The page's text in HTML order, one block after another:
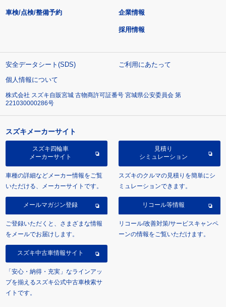
車検/点検/整備予約 企業情報
採用情報
安全データシート(SDS)
ご利用にあたって
個人情報について
株式会社 スズキ自販宮城 古物商許可証番号 宮城県公安委員会 第
221030000286号
スズキメーカーサイト
スズキ四輪車
メーカーサイト
車種の詳細などメーカー情報をご覧
いただける、メーカーサイトです。
見積り
シミュレーション
スズキのクルマの見積りを簡単にシ
ミュレーションできます。
メールマガジン登録
ご登録いただくと、さまざまな情報
をメールでお届けします。
リコール等情報
リコール/改善対策/サービスキャンペ
ーンの情報をご覧いただけます。
スズキ中古車情報サイト
「安心・納得・充実」なラインアッ
プを揃えるスズキ公式中古車検索サ
イトです。